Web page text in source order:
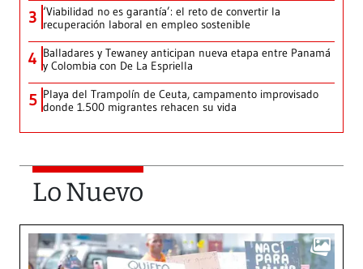
3 ‘Viabilidad no es garantía’: el reto de convertir la
recuperación laboral en empleo sostenible
4 Balladares y Tewaney anticipan nueva etapa entre Panamá
y Colombia con De La Espriella
5 Playa del Trampolín de Ceuta, campamento improvisado
donde 1.500 migrantes rehacen su vida
Lo Nuevo